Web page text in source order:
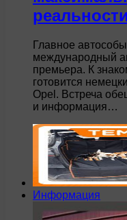
реальности
Главное
международный
премьера. К
готовится
Opel. Встреча
и информация…
Информация